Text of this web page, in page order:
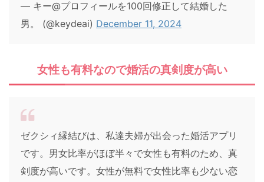
— キー@プロフィールを100回修正して結婚した
男。 (@keydeai) December 11, 2024
女性も有料なので婚活の真剣度が高い
ゼクシィ縁結びは、私達夫婦が出会った婚活アプリ
です。男女比率がほぼ半々で女性も有料のため、真
剣度が高いです。女性が無料で女性比率も少ない恋